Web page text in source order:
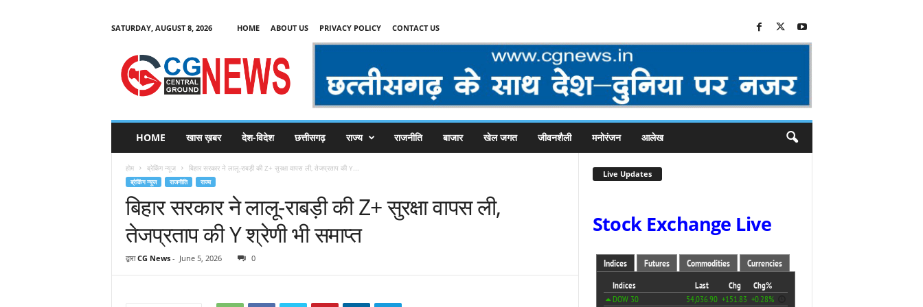
SATURDAY, AUGUST 8, 2026 HOME ABOUT US PRIVACY POLICY CONTACT US
C
HOME खास ख़बर देश-विदेश छत्तीसगढ़ राज्य राजनीति बाजार खेल जगत जीवनशैली मनोरंजन आलेख
होम ब्रेकिंग न्यूज बिहार सरकार ने लालू-राबड़ी की Z+ सुरक्षा वापस ली, तेजप्रताप की Y...
ब्रेकिंग न्यूज राजनीति राज्य
बिहार सरकार ने लालू-राबड़ी की Z+ सुरक्षा वापस ली,
तेजप्रताप की Y श्रेणी भी समाप्त
द्वारा CG News- June 5, 2026 0
Live Updates
Stock Exchange Live